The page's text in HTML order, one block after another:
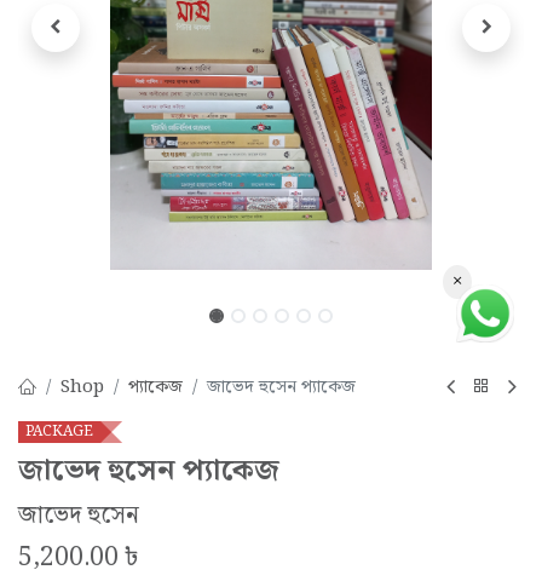
Shop প্যাকেজ জাভেদ হুসেন প্যাকেজ
PACKAGE
জাভেদ হুসেন প্যাকেজ
জাভেদ হুসেন
5,200.00৳
×